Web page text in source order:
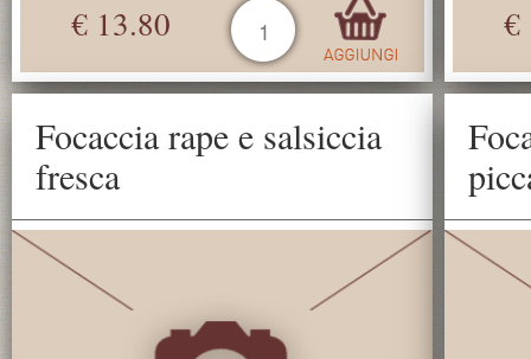
€ 13.80 €
Focaccia rape e salsiccia
fresca